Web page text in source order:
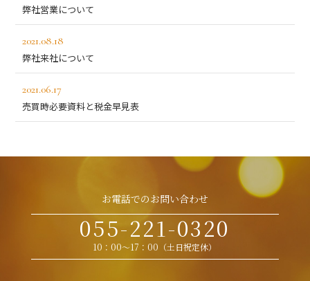
弊社営業について
2021.08.18
弊社来社について
2021.06.17
売買時必要資料と税金早見表
お電話でのお問い合わせ
055-221-0320
10：00～17：00（土日祝定休）